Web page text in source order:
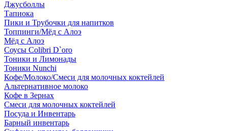
Джусболлы
Тапиока
Пики и Трубочки для напитков
Топпинги/Мёд с Алоэ
Мёд с Алоэ
Соусы Colibri D`oro
Тоники и Лимонады
Тоники Nunchi
Кофе/Молоко/Смеси для молочных коктейлей
Альтернативное молоко
Кофе в Зернах
Смеси для молочных коктейлей
Посуда и Инвентарь
Барный инвентарь